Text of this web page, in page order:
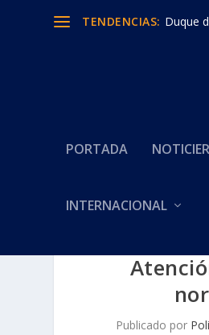
TENDENCIAS: Duque
PORTADA
INTERNACIONAL
Publicado por